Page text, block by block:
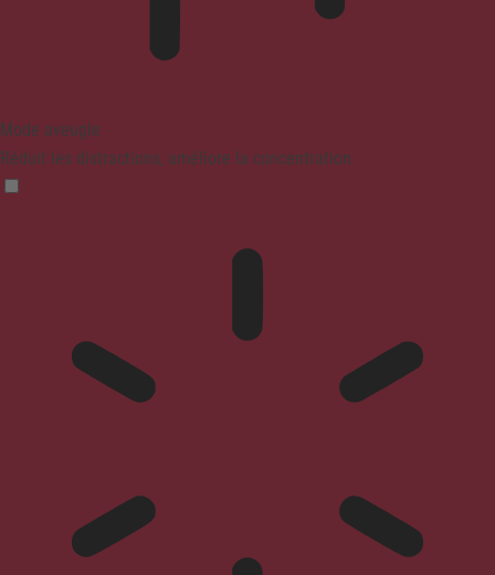
Mode aveugle
Réduit les distractions, améliore la concentration